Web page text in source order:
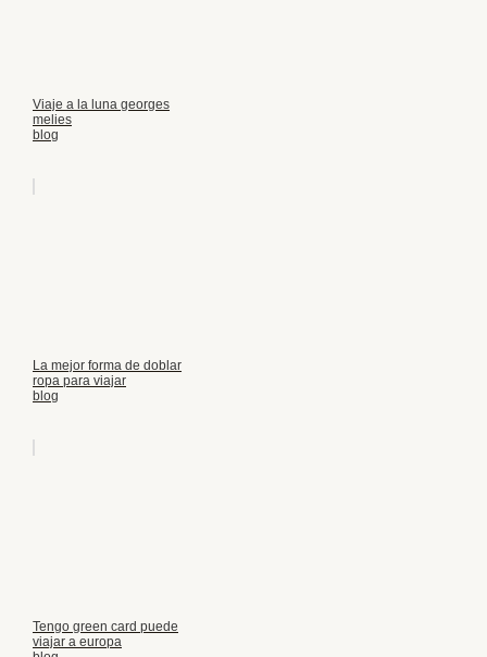
Viaje a la luna georges
melies
blog
La mejor forma de doblar
ropa para viajar
blog
Tengo green card puede
viajar a europa